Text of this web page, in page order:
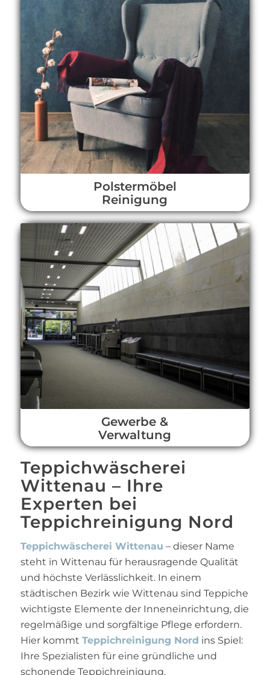
Polstermöbel
Reinigung
Gewerbe &
Verwaltung
Teppichwäscherei
Wittenau – Ihre
Experten bei
Teppichreinigung Nord
Teppichwäscherei Wittenau – dieser Name
steht in Wittenau für herausragende Qualität
und höchste Verlässlichkeit. In einem
städtischen Bezirk wie Wittenau sind Teppiche
wichtigste Elemente der Inneneinrichtung, die
regelmäßige und sorgfältige Pflege erfordern.
Hier kommt Teppichreinigung Nord ins Spiel:
Ihre Spezialisten für eine gründliche und
schonende Teppichreinigung.